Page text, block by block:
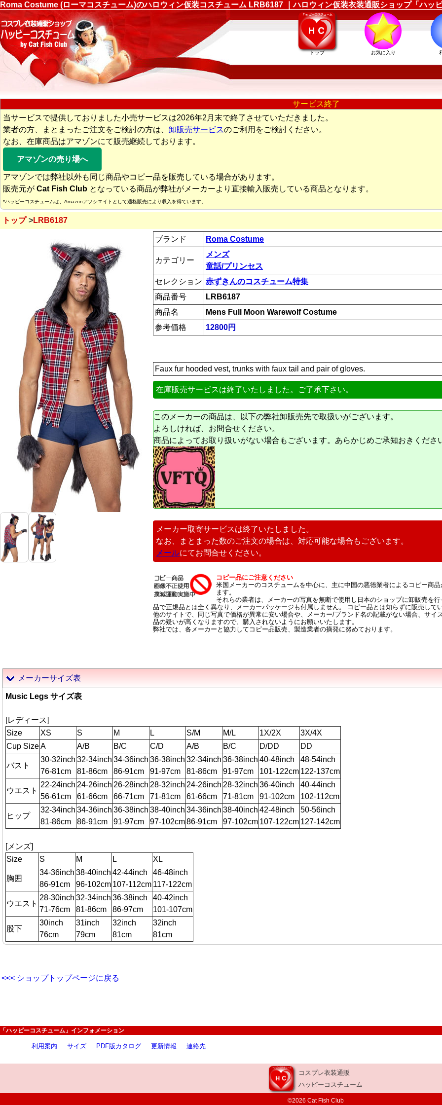
Roma Costume (ローマコスチューム)のハロウィン仮装コスチューム LRB6187 ｜ハロウィン仮装衣装通販ショップ「ハッ
トップ お気に入り
サービス終了
当サービスで提供しておりました小売サービスは2026年2月末で終了させていただきました。
業者の方、まとまったご注文をご検討の方は、 卸販売サービスのご利用をご検討ください。
なお、在庫商品はアマゾンにて販売継続しております。
アマゾンの売り場へ
アマゾンでは弊社以外も同じ商品やコピー品を販売している場合があります。
販売元が Cat Fish Club となっている商品が弊社がメーカーより直接輸入販売している商品となります。
*ハッピーコスチュームは、Amazonアソシエイトとして適格販売により収入を得ています。
トップ LRB6187
ブランド Roma Costume
カテゴリー
メンズ
童話/プリンセス
セレクション 赤ずきんのコスチューム特集
商品番号
LRB6187
商品名
Mens Full Moon Warewolf Costume
参考価格
12800円
Faux fur hooded vest, trunks with faux tail and pair of gloves.
在庫販売サービスは終了いたしました。ご了承下さい。
このメーカーの商品は、以下の弊社卸販売先で取扱いがございます。
よろしければ、お問合せください。
商品によってお取り扱いがない場合もございます。あらかじめご承知おきくださ
メーカー取寄サービスは終了いたしました。
なお、まとまった数のご注文の場合は、対応可能な場合もございます。
メールにてお問合せください。
コピー品にご注意ください
米国メーカーのコスチュームを中心に、主に中国の悪徳業者によるコピー商
ます。
それらの業者は、メーカーの写真を無断で使用し日本のショップに卸販売を
品で正規品とは全く異なり、メーカーパッケージも付属しません。 コピー品とは知らずに販売して
他のサイトで、同じ写真で価格が異常に安い場合や、メーカー/ブランド名の記載がない場合、サイ
品の疑いが高くなりますので、購入されないようにお願いいたします。
弊社では、各メーカーと協力してコピー品販売、製造業者の摘発に努めております。
メーカーサイズ表
Music Legs サイズ表
[レディース]
Size
XS S M L S/M M/L 1X/2X
3X/4X
Cup SizeA A/B B/C C/D A/B B/C D/DD DD
バスト
30-32inch
76-81cm
32-34inch
81-86cm
34-36inch
86-91cm
36-38inch
91-97cm
32-34inch
81-86cm
36-38inch
91-97cm
40-48inch
101-122cm
48-54inch
122-137cm
ウエスト
22-24inch
56-61cm
24-26inch
61-66cm
26-28inch
66-71cm
28-32inch
71-81cm
24-26inch
61-66cm
28-32inch
71-81cm
36-40inch
91-102cm
40-44inch
102-112cm
ヒップ
32-34inch
81-86cm
34-36inch
86-91cm
36-38inch
91-97cm
38-40inch
97-102cm
34-36inch
86-91cm
38-40inch
97-102cm
42-48inch
107-122cm
50-56inch
127-142cm
[メンズ]
Size
S M L XL
胸囲
34-36inch
86-91cm
38-40inch
96-102cm
42-44inch
107-112cm
46-48inch
117-122cm
ウエスト
28-30inch
71-76cm
32-34inch
81-86cm
36-38inch
86-97cm
40-42inch
101-107cm
股下
30inch
76cm
31inch
79cm
32inch
81cm
32inch
81cm
<<< ショップトップページに戻る
「ハッピーコスチューム」インフォメーション
利用案内 サイズ PDF版カタログ 更新情報 連絡先
コスプレ衣装通販
ハッピーコスチューム
©2026 Cat Fish Club